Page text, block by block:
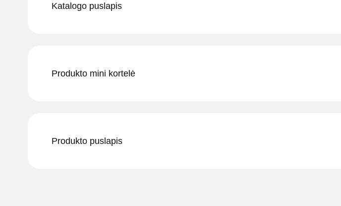
Katalogo puslapis
Produkto mini kortelė
Produkto puslapis